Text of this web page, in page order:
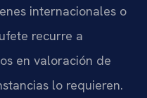
internacionales o
recurre a
en valoración de
lo requieren.